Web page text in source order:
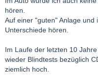
hören.
Auf einer "guten" Anlage und
Unterschiede hören.
Im Laufe der letzten 10
wieder Blindtests bezüglich
ziemlich hoch.